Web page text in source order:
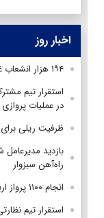
اخبار روز
۱۹۴ هزار انشعاب غیرمجاز از شبکه برق جمع‌آوری شد
استقرار تیم
در عملیات پروازی
ظرفیت ریلی
بازدید
راه‌آهن سبزوار
انجام ۱۱۰۰ پرواز اربعینی و جابه‌جایی ۱۴۱ هزار زائر تا ۱۲ مرداد
استقرار تیم‌